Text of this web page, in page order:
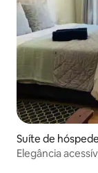
Suíte de
Elegância